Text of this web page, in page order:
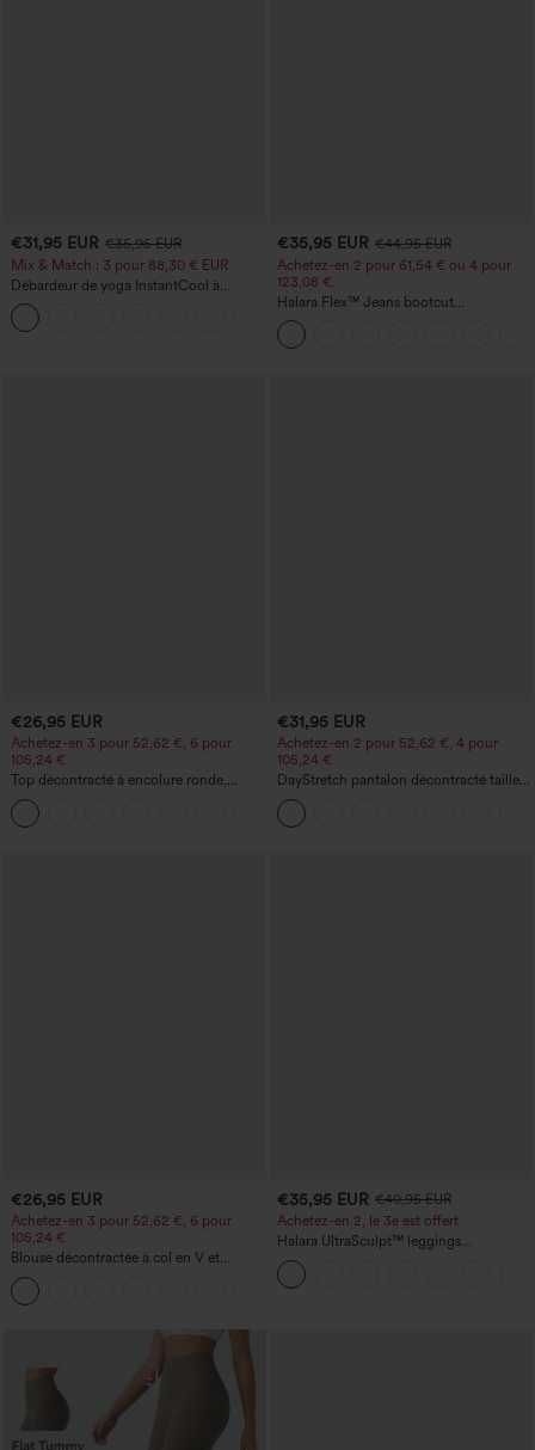
€31,95 EUR €35,95 EUR
Mix & Match : 3 pour 88,30 € EUR
Débardeur de yoga InstantCool à
encolure en U et ourlet arrondi –
UPF50+
€35,95 EUR €44,95 EUR
Achetez-en 2 pour 61,54 € ou 4 pour
123,08 €.
Halara Flex™ Jeans bootcut
décontractés taille haute, effet délavé,
avec poches
€26,95 EUR
Achetez-en 3 pour 52,62 €, 6 pour
105,24 €
Top décontracté à encolure ronde,
manches chauve-souris et coupe ample
€31,95 EUR
Achetez-en 2 pour 52,62 €, 4 pour
105,24 €
DayStretch pantalon décontracté taille
haute avec poches et coupe droite
€26,95 EUR
Achetez-en 3 pour 52,62 €, 6 pour
105,24 €
Blouse décontractée à col en V et
manches courtes bouffantes
€35,95 EUR €40,95 EUR
Achetez-en 2, le 3e est offert
Halara UltraSculpt™ leggings
d'entraînement taille haute — fronces
liftantes pour le fessier, maintien gainant
du ventre et poche